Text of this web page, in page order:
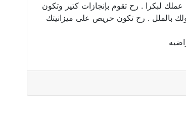
لبكرا . رح تقوم بإنجازات كتير وتكون
بالملل . رح تكون حريص على ميزانيتك